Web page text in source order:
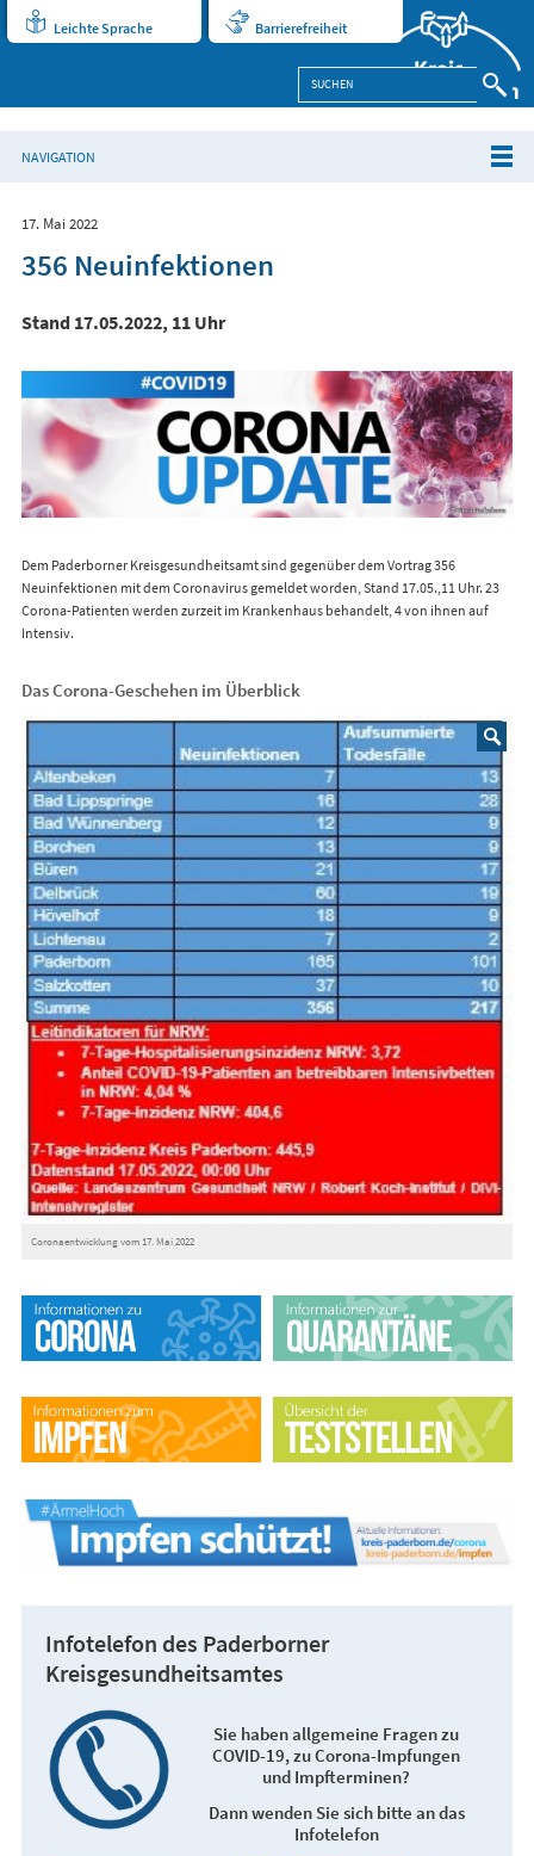
Leichte Sprache Barrierefreiheit
NAVIGATION
17. Mai 2022
356 Neuinfektionen
Stand 17.05.2022, 11 Uhr
Dem Paderborner Kreisgesundheitsamt sind gegenüber dem Vortrag 356
Neuinfektionen mit dem Coronavirus gemeldet worden, Stand 17.05.,11 Uhr. 23
Corona-Patienten werden zurzeit im Krankenhaus behandelt, 4 von ihnen auf
Intensiv.
Das Corona-Geschehen im Überblick
Coronaentwicklung vom 17. Mai 2022
Infotelefon des Paderborner
Kreisgesundheitsamtes
Sie haben allgemeine Fragen zu
COVID-19, zu Corona-Impfungen
und Impfterminen?
Dann wenden Sie sich bitte an das
Infotelefon